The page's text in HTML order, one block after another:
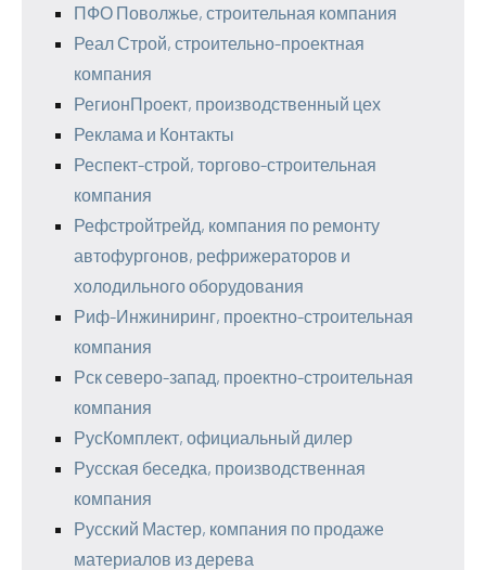
ПФО Поволжье, строительная компания
Реал Строй, строительно-проектная
компания
РегионПроект, производственный цех
Реклама и Контакты
Респект-строй, торгово-строительная
компания
Рефстройтрейд, компания по ремонту
автофургонов, рефрижераторов и
холодильного оборудования
Риф-Инжиниринг, проектно-строительная
компания
Рск северо-запад, проектно-строительная
компания
РусКомплект, официальный дилер
Русская беседка, производственная
компания
Русский Мастер, компания по продаже
материалов из дерева